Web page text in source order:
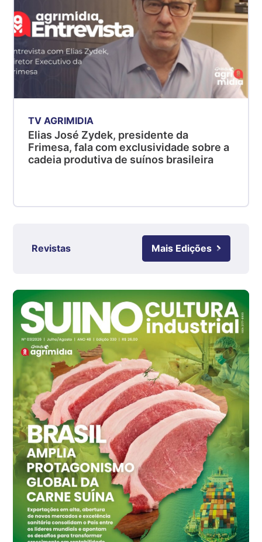
R$ 5,04
kg
Suíno - Estadual
PR
SC
R$ 4,48
kg
Grande São Paulo (SP)
Ovo Branco - Regional
Branco
R$ 145,34
cx
Ovo Vermelho - Regional
Grande São Paulo (SP)
R$ 155,59
cx
Ovo Vermelho - Regional
Vermelho
R$ 159,31
cx
Ovo Branco - Regional
Bastos (SP)
R$ 134,42
cx
Ovo Vermelho - Regional
TV AGRIMIDIA
Elias José Zydek, presidente da
Frimesa, fala com exclusividade sobre a
cadeia produtiva de suínos brasileira
Revistas Mais Edições